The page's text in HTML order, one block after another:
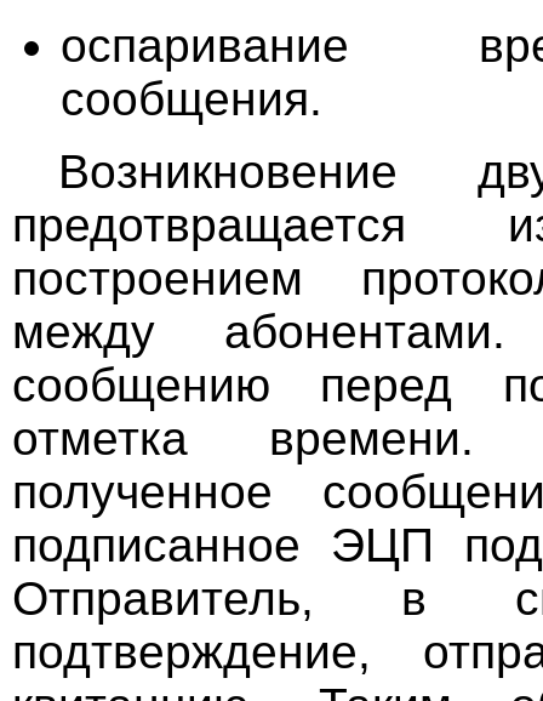
оспаривание
сообщения.
Возникновение
предотвращается
построением
между
сообщению перед
отметка
полученное
подписанное ЭЦП
Отправитель, в
подтверждение,